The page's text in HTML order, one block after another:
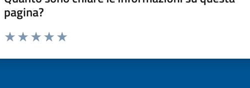
pagina?
Valuta da 1 a 5 stelle la pagina